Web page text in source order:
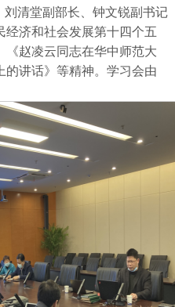
刘清堂副部长、钟文锐副书记
经济和社会发展第十四个五
《赵凌云同志在华中师范大
的讲话》等精神。学习会由